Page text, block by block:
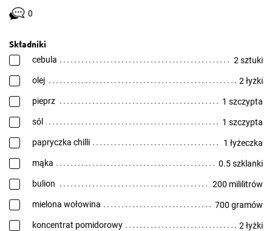
0
Składniki
cebula 2 sztuki
olej 2 łyżki
pieprz 1 szczypta
sól 1 szczypta
papryczka chilli 1 łyżeczka
mąka 0.5 szklanki
bulion 200 mililitrów
mielona wołowina 700 gramów
koncentrat pomidorowy 2 łyżki